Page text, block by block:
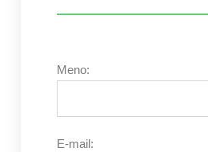
Meno:
E-mail: